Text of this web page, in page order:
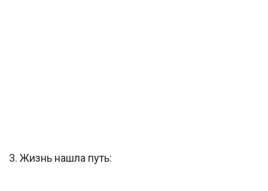
3. Жизнь нашла путь: